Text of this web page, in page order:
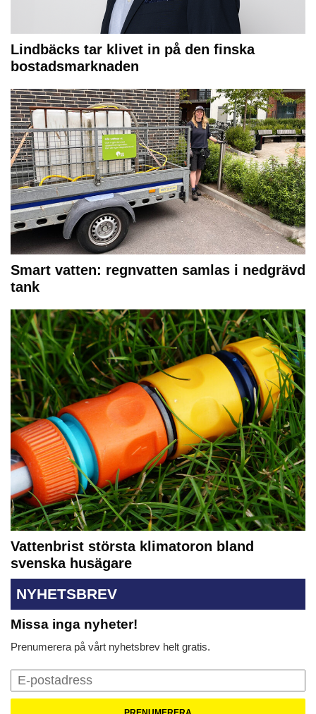
Lindbäcks tar klivet in på den finska
bostadsmarknaden
Smart vatten: regnvatten samlas i nedgrävd
tank
Vattenbrist största klimatoron bland
svenska husägare
NYHETSBREV
Missa inga nyheter!
Prenumerera på vårt nyhetsbrev helt gratis.